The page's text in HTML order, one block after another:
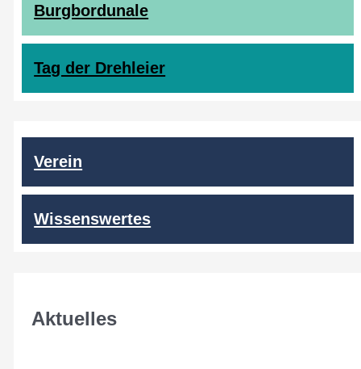
Burgbordunale
Tag der Drehleier
Verein
Wissenswertes
Aktuelles